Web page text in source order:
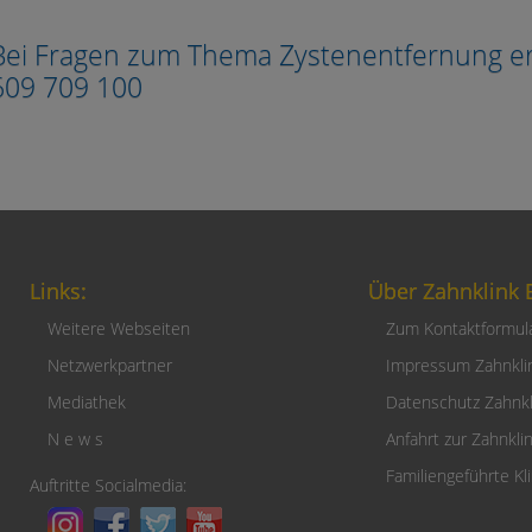
Fragen zum Thema Zystenentfernung
709 100
Links:
Weitere Webseiten
Netzwerkpartner
Mediathek
N e w s
Auftritte Socialmedia:
Über Zahnklink
Zum
Impressum
Datenschutz
Anfahrt zur
Familiengeführte